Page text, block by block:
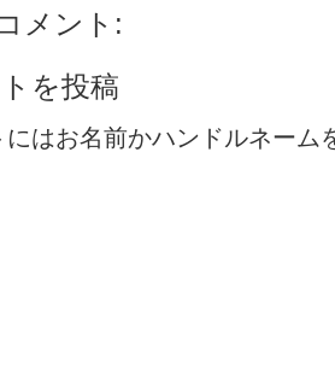
メント:
を投稿
にはお名前かハンドルネー